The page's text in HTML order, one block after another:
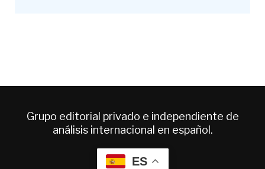
Grupo editorial privado e independiente de
análisis internacional en español.
ES